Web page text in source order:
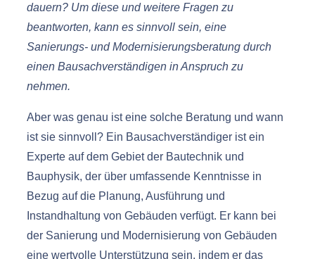
dauern? Um diese und weitere Fragen zu
beantworten, kann es sinnvoll sein, eine
Sanierungs- und Modernisierungsberatung durch
einen Bausachverständigen in Anspruch zu
nehmen.
Aber was genau ist eine solche Beratung und wann
ist sie sinnvoll? Ein Bausachverständiger ist ein
Experte auf dem Gebiet der Bautechnik und
Bauphysik, der über umfassende Kenntnisse in
Bezug auf die Planung, Ausführung und
Instandhaltung von Gebäuden verfügt. Er kann bei
der Sanierung und Modernisierung von Gebäuden
eine wertvolle Unterstützung sein, indem er das